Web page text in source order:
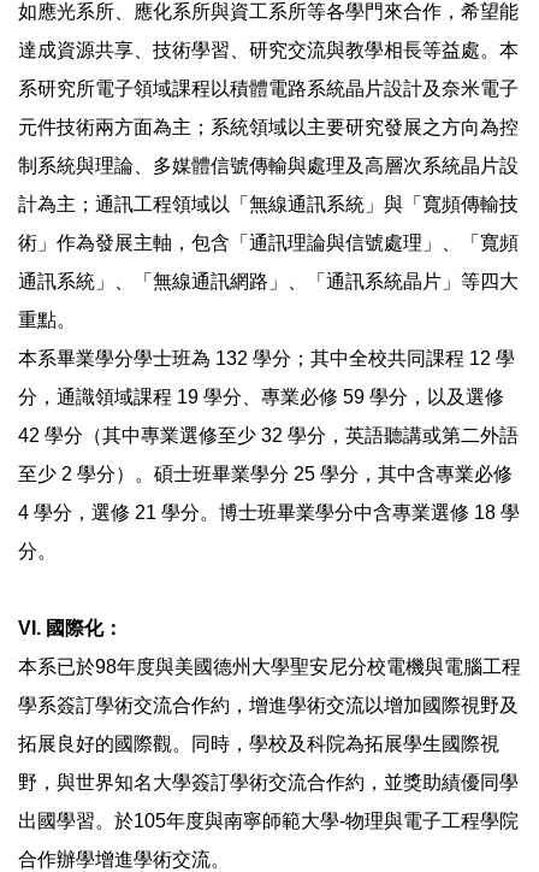
如應光系所、應化系所與資工系所等各學門來合作，希望能
達成資源共享、技術學習、研究交流與教學相長等益處。本
系研究所電子領域課程以積體電路系統晶片設計及奈米電子
元件技術兩方面為主；系統領域以主要研究發展之方向為控
制系統與理論、多媒體信號傳輸與處理及高層次系統晶片設
計為主；通訊工程領域以「無線通訊系統」與「寬頻傳輸技
術」作為發展主軸，包含「通訊理論與信號處理」、「寬頻
通訊系統」、「無線通訊網路」、「通訊系統晶片」等四大
重點。
本系畢業學分學士班為 132 學分；其中全校共同課程 12 學
分，通識領域課程 19 學分、專業必修 59 學分，以及選修
42 學分（其中專業選修至少 32 學分，英語聽講或第二外語
至少 2 學分）。碩士班畢業學分 25 學分，其中含專業必修
4 學分，選修 21 學分。博士班畢業學分中含專業選修 18 學
分。
VI. 國際化：
本系已於98年度與美國德州大學聖安尼分校電機與電腦工程
學系簽訂學術交流合作約，增進學術交流以增加國際視野及
拓展良好的國際觀。同時，學校及科院為拓展學生國際視
野，與世界知名大學簽訂學術交流合作約，並獎助績優同學
出國學習。於105年度與南寧師範大學-物理與電子工程學院
合作辦學增進學術交流。